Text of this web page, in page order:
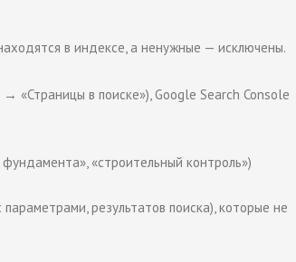
в индексе, а ненужные — исключены.
«Страницы в поиске»), Google Search Console
«строительный контроль»)
результатов поиска), которые не